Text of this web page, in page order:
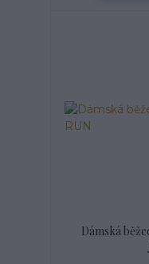
Dámská